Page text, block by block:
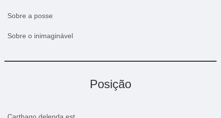
Sobre a posse
Sobre o inimaginável
Posição
Carthago delenda est